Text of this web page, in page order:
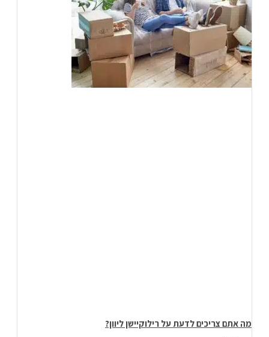
מה אתם צריכים לדעת על רילוקיישן ליוון?